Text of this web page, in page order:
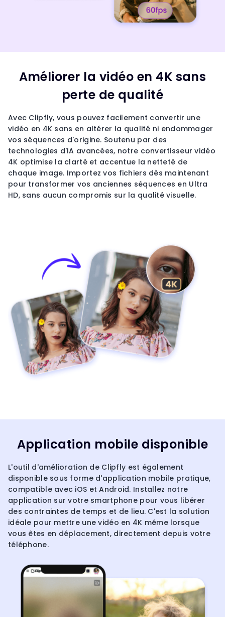
Améliorer la vidéo en 4K sans
perte de qualité
Avec Clipfly, vous pouvez facilement convertir une
vidéo en 4K sans en altérer la qualité ni endommager
vos séquences d'origine. Soutenu par des
technologies d'IA avancées, notre convertisseur vidéo
4K optimise la clarté et accentue la netteté de
chaque image. Importez vos fichiers dès maintenant
pour transformer vos anciennes séquences en Ultra
HD, sans aucun compromis sur la qualité visuelle.
Application mobile disponible
L'outil d'amélioration de Clipfly est également
disponible sous forme d'application mobile pratique,
compatible avec iOS et Android. Installez notre
application sur votre smartphone pour vous libérer
des contraintes de temps et de lieu. C'est la solution
idéale pour mettre une vidéo en 4K même lorsque
vous êtes en déplacement, directement depuis votre
téléphone.